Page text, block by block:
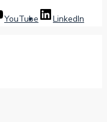
YouTube LinkedIn